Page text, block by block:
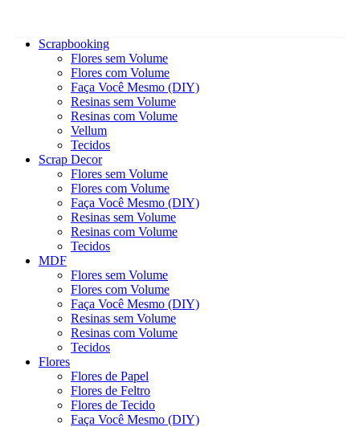
Scrapbooking
Flores sem Volume
Flores com Volume
Faça Você Mesmo (DIY)
Resinas sem Volume
Resinas com Volume
Vellum
Tecidos
Scrap Decor
Flores sem Volume
Flores com Volume
Faça Você Mesmo (DIY)
Resinas sem Volume
Resinas com Volume
Tecidos
MDF
Flores sem Volume
Flores com Volume
Faça Você Mesmo (DIY)
Resinas sem Volume
Resinas com Volume
Tecidos
Flores
Flores de Papel
Flores de Feltro
Flores de Tecido
Faça Você Mesmo (DIY)